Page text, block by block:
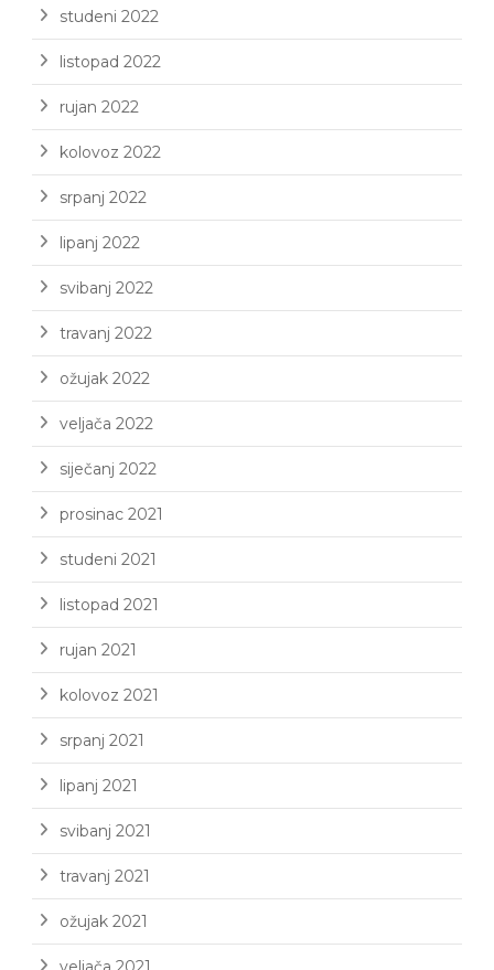
studeni 2022
listopad 2022
rujan 2022
kolovoz 2022
srpanj 2022
lipanj 2022
svibanj 2022
travanj 2022
ožujak 2022
veljača 2022
siječanj 2022
prosinac 2021
studeni 2021
listopad 2021
rujan 2021
kolovoz 2021
srpanj 2021
lipanj 2021
svibanj 2021
travanj 2021
ožujak 2021